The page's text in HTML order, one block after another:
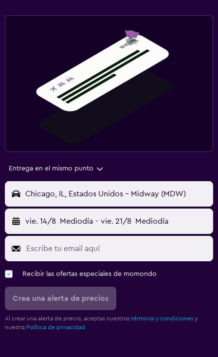
Entrega en el mismo punto
Chicago, IL, Estados Unidos - Midway (MDW)
vie. 14/8 Mediodía - vie. 21/8 Mediodía
Recibir las ofertas especiales de momondo
Crea una alerta de precios
Al crear una alerta de precio, aceptas nuestros términos y condiciones y
nuestra Política de privacidad.